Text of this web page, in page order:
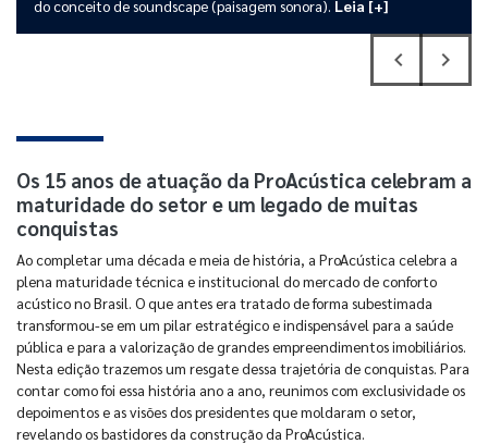
do conceito de soundscape (paisagem sonora). Leia [+]
Os 15 anos de atuação da ProAcústica celebram a
maturidade do setor e um legado de muitas
conquistas
Ao completar uma década e meia de história, a ProAcústica celebra a
plena maturidade técnica e institucional do mercado de conforto
acústico no Brasil. O que antes era tratado de forma subestimada
transformou-se em um pilar estratégico e indispensável para a saúde
pública e para a valorização de grandes empreendimentos imobiliários.
Nesta edição trazemos um resgate dessa trajetória de conquistas. Para
contar como foi essa história ano a ano, reunimos com exclusividade os
depoimentos e as visões dos presidentes que moldaram o setor,
revelando os bastidores da construção da ProAcústica.
navigate_beforePreviousnavigate_nextNext